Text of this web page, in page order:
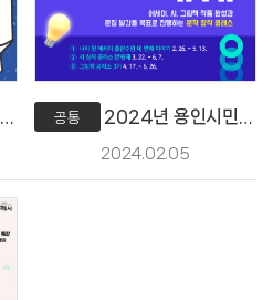
공통 2024년 용인시민 1인 1콘텐츠 프로젝트 「창작의 세계」
2024.02.05